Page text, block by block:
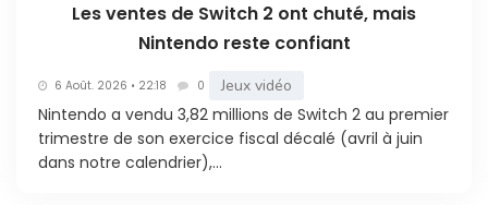
Les ventes de Switch 2 ont chuté, mais
Nintendo reste confiant
6 Août. 2026 • 22:18 0 Jeux vidéo
Nintendo a vendu 3,82 millions de Switch 2 au premier
trimestre de son exercice fiscal décalé (avril à juin
dans notre calendrier),...